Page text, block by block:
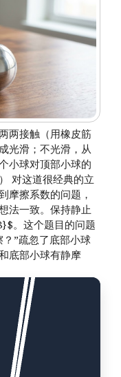
两接触（用橡皮筋
光滑；不光滑，从
小球对顶部小球的
对这道很经典的立
摩擦系数的问题，
法一致。保持静止
。这个题目的问题
”疏忽了底部小球
底部小球有静摩